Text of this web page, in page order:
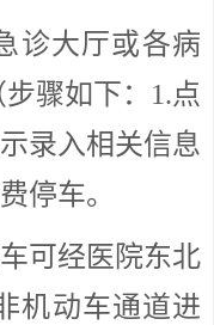
诊大厅或各病
骤如下：1.点
录入相关信息
停车。
可经医院东北
机动车通道进